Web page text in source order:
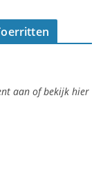
aan of bekijk hier